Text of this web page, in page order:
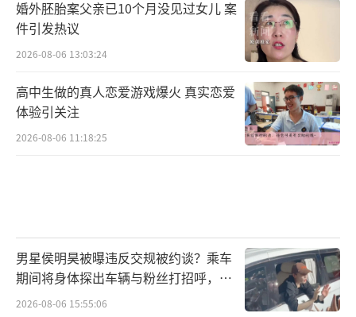
婚外胚胎案父亲已10个月没见过女儿 案
件引发热议
2026-08-06 13:03:24
高中生做的真人恋爱游戏爆火 真实恋爱
体验引关注
2026-08-06 11:18:25
男星侯明昊被曝违反交规被约谈？乘车
期间将身体探出车辆与粉丝打招呼，当
地交警回应
2026-08-06 15:55:06